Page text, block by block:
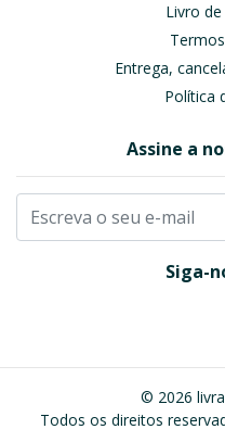
Livro
Entrega,
Política
Assine a
Siga-
© 2026
Todos os direitos